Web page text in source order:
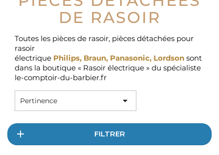
DE RASOIR
Toutes les pièces de rasoir, pièces détachées pour
rasoir
électrique Philips, Braun, Panasonic, Lordson sont
dans la boutique « Rasoir électrique » du spécialiste
le-comptoir-du-barbier.fr
Pertinence 
FILTRER